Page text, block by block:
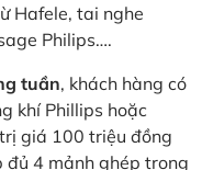
Hafele, tai nghe
Philips….
tuần, khách hàng có
khí Phillips hoặc
giá 100 triệu đồng
đủ 4 mảnh ghép trong